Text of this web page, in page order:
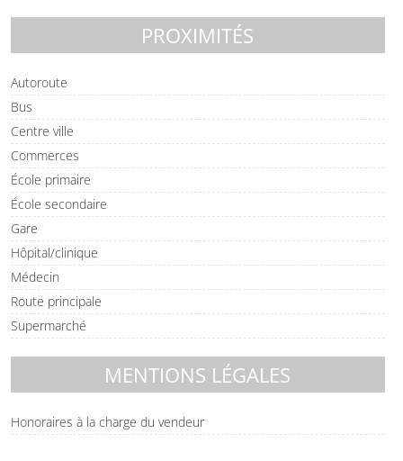
PROXIMITÉS
Autoroute
Bus
Centre ville
Commerces
École primaire
École secondaire
Gare
Hôpital/clinique
Médecin
Route principale
Supermarché
MENTIONS LÉGALES
Honoraires à la charge du vendeur